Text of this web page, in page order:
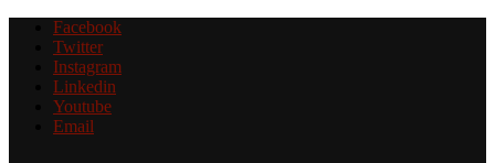
Facebook
Twitter
Instagram
Linkedin
Youtube
Email